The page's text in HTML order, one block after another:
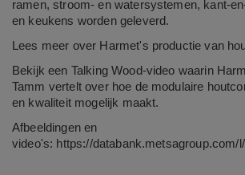
ramen, stroom- en watersystemen, kant-
en keukens worden geleverd.
Lees meer over Harmet's productie van
Bekijk een Talking Wood-video waarin
Tamm vertelt over hoe de modulaire
en kwaliteit mogelijk maakt.
Afbeeldingen en
video's: https://databank.metsagroup.com/